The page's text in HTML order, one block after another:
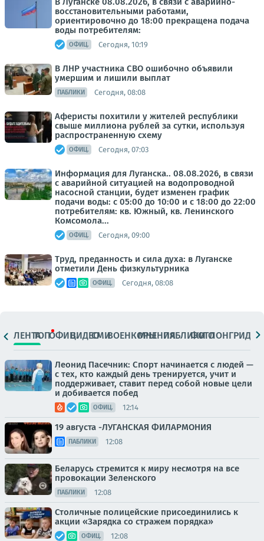
восстановительными работами,
ориентировочно до 18:00 прекращена подача
воды потребителям:
ОФИЦ. Сегодня, 10:19
В ЛНР участника СВО ошибочно объявили
умершим и лишили выплат
ПАБЛИКИ Сегодня, 08:08
Аферисты похитили у жителей республики
свыше миллиона рублей за сутки, используя
распространенную схему
ОФИЦ. Сегодня, 07:03
Информация для Луганска.. 08.08.2026, в связи
с аварийной ситуацией на водопроводной
насосной станции, будет изменен график
подачи воды: с 05:00 до 10:00 и с 18:00 до 22:00
потребителям: кв. Южный, кв. Ленинского
Комсомола...
ОФИЦ. Сегодня, 09:00
Труд, преданность и сила духа: в Луганске
отметили День физкультурника
ОФИЦ. Сегодня, 08:08
ЛЕНТАТОПОФИЦ.ВИДЕОСМИВОЕНКОРЫМНЕНИЯПАБЛИКИ
ФОТОЛОНГРИДЫ
Леонид Пасечник: Спорт начинается с людей —
с тех, кто каждый день тренируется, учит и
поддерживает, ставит перед собой новые цели
и добивается побед
ОФИЦ. 12:14
19 августа -ЛУГАНСКАЯ ФИЛАРМОНИЯ
ПАБЛИКИ 12:08
Беларусь стремится к миру несмотря на все
провокации Зеленского
ПАБЛИКИ 12:08
Столичные полицейские присоединились к
акции «Зарядка со стражем порядка»
ОФИЦ. 12:08